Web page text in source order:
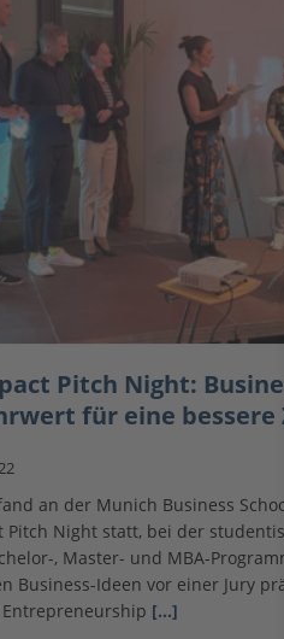
Pitch Night:
für eine
an der Munich Business
Pitch Night statt, bei der
, Master- und MBA-
Business-Ideen vor einer Jury
Entrepreneurship […]